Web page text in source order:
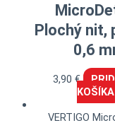
Plochý nit,
0,6
3,90€
KOŠÍKA
VERTIGO